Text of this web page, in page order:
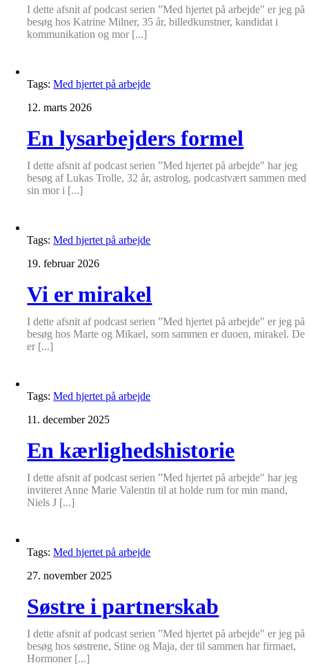
I dette afsnit af podcast serien ”Med hjertet på arbejde" er jeg på
besøg hos Katrine Milner, 35 år, billedkunstner, kandidat i
kommunikation og mor [...]
Tags:Med hjertet på arbejde
12. marts 2026
En lysarbejders formel
I dette afsnit af podcast serien ”Med hjertet på arbejde" har jeg
besøg af Lukas Trolle, 32 år, astrolog, podcastvært sammen med
sin mor i [...]
Tags:Med hjertet på arbejde
19. februar 2026
Vi er mirakel
I dette afsnit af podcast serien ”Med hjertet på arbejde" er jeg på
besøg hos Marte og Mikael, som sammen er duoen, mirakel. De
er [...]
Tags:Med hjertet på arbejde
11. december 2025
En kærlighedshistorie
I dette afsnit af podcast serien ”Med hjertet på arbejde" har jeg
inviteret Anne Marie Valentin til at holde rum for min mand,
Niels J [...]
Tags:Med hjertet på arbejde
27. november 2025
Søstre i partnerskab
I dette afsnit af podcast serien ”Med hjertet på arbejde" er jeg på
besøg hos søstrene, Stine og Maja, der til sammen har firmaet,
Hormoner [...]